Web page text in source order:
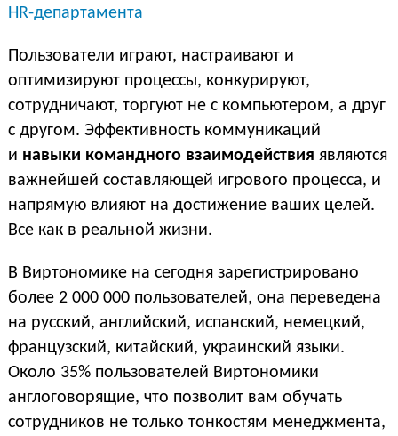
HR-департамента
Пользователи играют, настраивают и
оптимизируют процессы, конкурируют,
сотрудничают, торгуют не с компьютером, а друг
с другом. Эффективность коммуникаций
и навыки командного взаимодействия являются
важнейшей составляющей игрового процесса, и
напрямую влияют на достижение ваших целей.
Все как в реальной жизни.
В Виртономике на сегодня зарегистрировано
более 2 000 000 пользователей, она переведена
на русский, английский, испанский, немецкий,
французский, китайский, украинский языки.
Около 35% пользователей Виртономики
англоговорящие, что позволит вам обучать
сотрудников не только тонкостям менеджмента,